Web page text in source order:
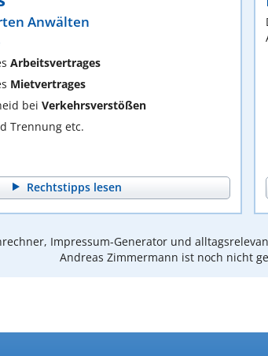
Anwälten
Arbeitsvertrages
Mietvertrages
bei Verkehrsverstößen
Trennung etc.
Rechtstipps lesen
Impressum-Generator und
Andreas Zimmermann ist noch nicht